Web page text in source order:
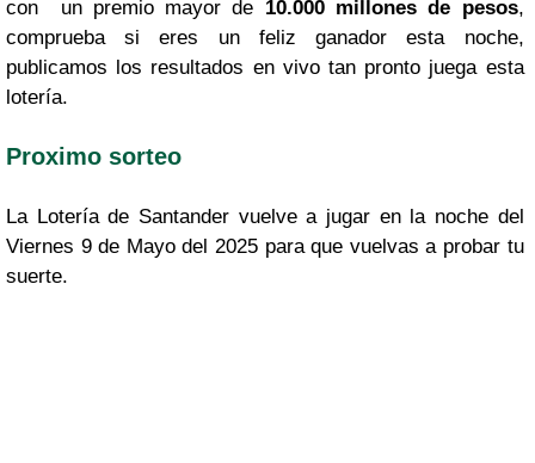
con un premio mayor de 10.000 millones de pesos,
comprueba si eres un feliz ganador esta noche,
publicamos los resultados en vivo tan pronto juega esta
lotería.
Proximo sorteo
La Lotería de Santander vuelve a jugar en la noche del
Viernes 9 de Mayo del 2025 para que vuelvas a probar tu
suerte.